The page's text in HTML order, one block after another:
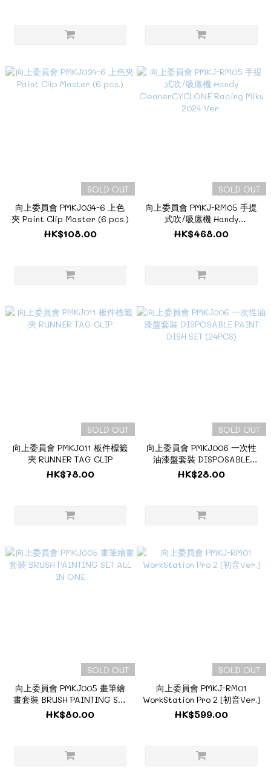
SOLD OUT
向上委員會 PMKJ034-6 上色
夾 Paint Clip Master (6 pcs.)
HK$108.00
SOLD OUT
向上委員會 PMKJ-RM05 手提
式吹/吸廛機 Handy
CleanerCYCLONE Racing
Miku 2024 Ver.
HK$468.00
SOLD OUT
向上委員會 PMKJ011 板件標籤
夾 RUNNER TAG CLIP
HK$78.00
SOLD OUT
向上委員會 PMKJ006 一次性
油漆盤套裝 DISPOSABLE
PAINT DISH SET (24PCS)
HK$28.00
SOLD OUT
向上委員會 PMKJ005 畫筆繪
畫套裝 BRUSH PAINTING SET
ALL IN ONE
HK$80.00
SOLD OUT
向上委員會 PMKJ-RM01
WorkStation Pro 2 [初音Ver.]
HK$599.00